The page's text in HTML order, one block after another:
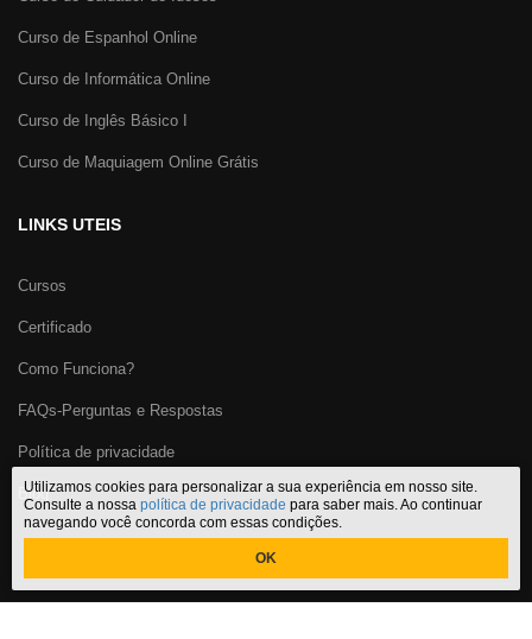
Curso de Espanhol Online
Curso de Informática Online
Curso de Inglês Básico I
Curso de Maquiagem Online Grátis
LINKS UTEIS
Cursos
Certificado
Como Funciona?
FAQs-Perguntas e Respostas
Política de privacidade
Blog
Utilizamos cookies para personalizar a sua experiência em nosso site.
Consulte a nossa política de privacidade para saber mais. Ao continuar
navegando você concorda com essas condições.
OK